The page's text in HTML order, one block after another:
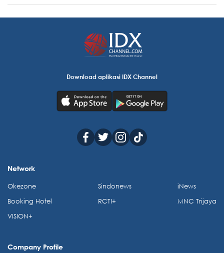
Download aplikasi IDX Channel
Network
Okezone
Booking Hotel
VISION+
Sindonews
RCTI+
iNews
MNC Trijaya
Company Profile